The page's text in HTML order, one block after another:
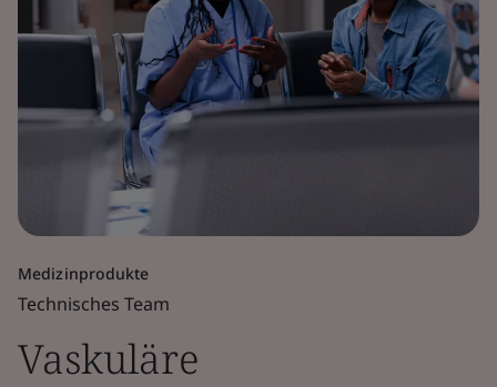
Medizinprodukte
Technisches Team
Vaskuläre